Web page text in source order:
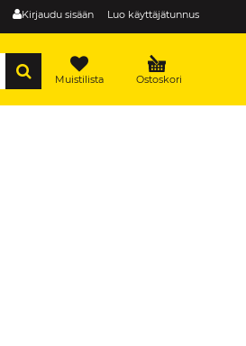
Kirjaudu sisään Luo käyttäjätunnus
Ostoskori
Muistilista